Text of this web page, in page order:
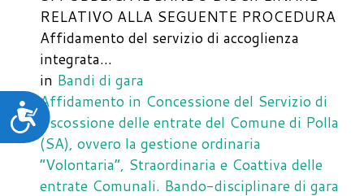
Accessibilità
RELATIVO ALLA SEGUENTE PROCEDURA
Affidamento del servizio di accoglienza
integrata…
in Bandi di gara
Affidamento in Concessione del Servizio di
riscossione delle entrate del Comune di Polla
(SA), ovvero la gestione ordinaria
“Volontaria”, Straordinaria e Coattiva delle
entrate Comunali. Bando-disciplinare di gara